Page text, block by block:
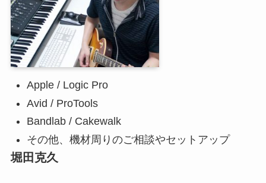
Apple / Logic Pro
Avid / ProTools
Bandlab / Cakewalk
その他、機材周りのご相談やセットアップ
堀田克久